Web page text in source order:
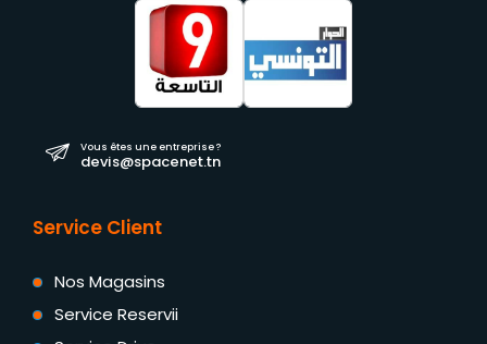
Vous êtes une entreprise ?
devis@spacenet.tn
Service Client
Nos Magasins
Service Reservii